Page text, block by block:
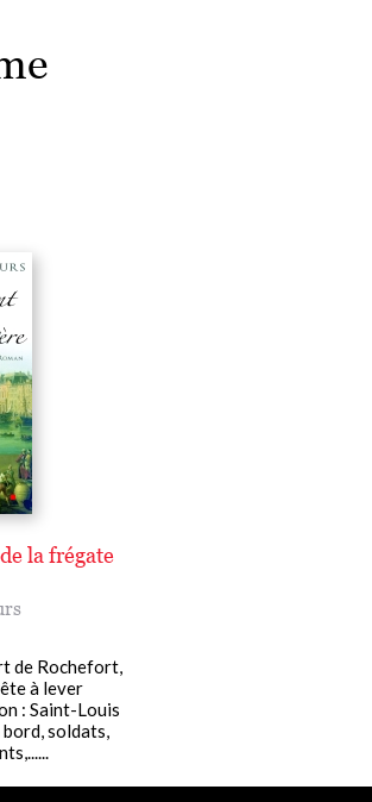
la frégate
de Rochefort,
à lever
: Saint-Louis
bord, soldats,